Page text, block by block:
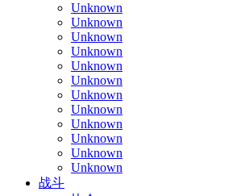
Unknown
Unknown
Unknown
Unknown
Unknown
Unknown
Unknown
Unknown
Unknown
Unknown
Unknown
Unknown
战斗